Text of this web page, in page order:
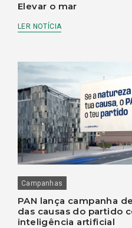
Elevar o mar
LER NOTÍCIA
Campanhas
PAN lança campanha
das causas do partido
inteligência artificial